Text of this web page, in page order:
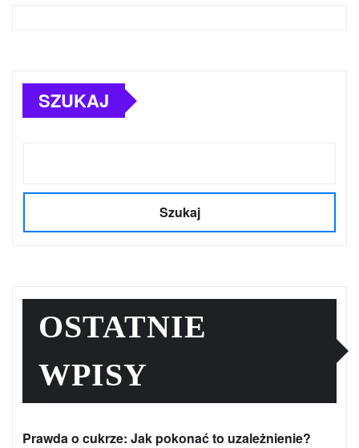
SZUKAJ
Szukaj
OSTATNIE
WPISY
Prawda o cukrze: Jak pokonać to uzależnienie?